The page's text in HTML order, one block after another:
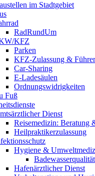
im Stadtgebiet
RadRundUm
KFZ
Parken
KFZ-Zulassung &
Car-Sharing
E-Ladesäulen
Ordnungswidrigkeiten
Fuß
Dienst
Reisemedizin: Beratung
Heilpraktikerzulassung
Hygiene &
Badewasserqualität
Hafenärztlicher Dienst